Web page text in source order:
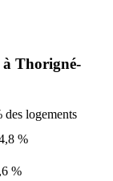
à Thorigné-
des logements
%
%